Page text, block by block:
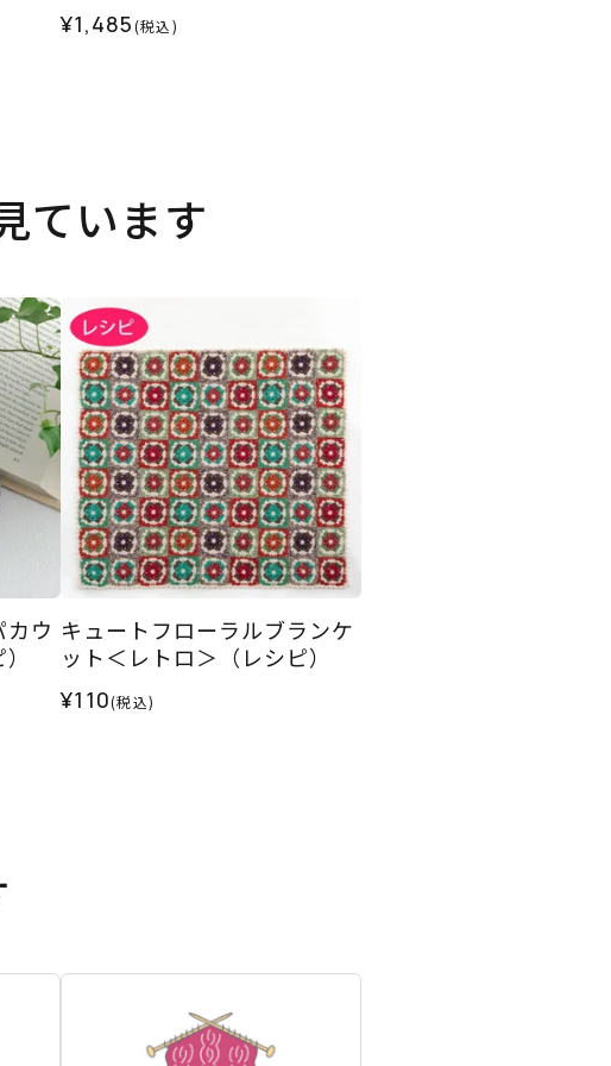
¥1,485(税込)
ています
ウ キュートフローラルブランケ
ット＜レトロ＞（レシピ）
¥110(税込)